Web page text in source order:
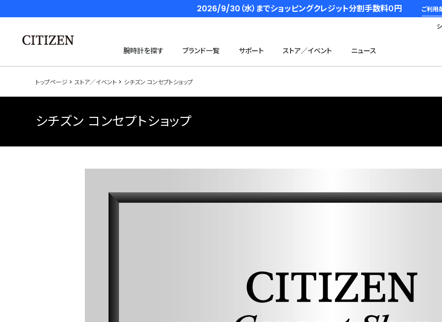
2026/9/30（水）までショッピングクレジット分割手数料０円 ご利用
腕時計を探す ブランド一覧 サポート ストア／イベント ニュース
トップページ ストア／イベント シチズン コンセプトショップ
シチズン コンセプトショップ